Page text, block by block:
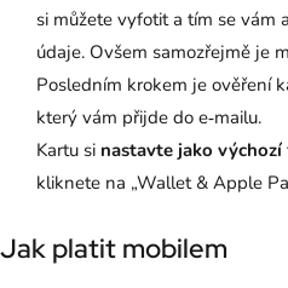
si můžete vyfotit a tím se vám
údaje. Ovšem samozřejmě je
Posledním krokem je ověření
který vám přijde do e‑mailu.
Kartu si nastavte jako výchozí
kliknete na „Wallet & Apple
Jak platit mobilem